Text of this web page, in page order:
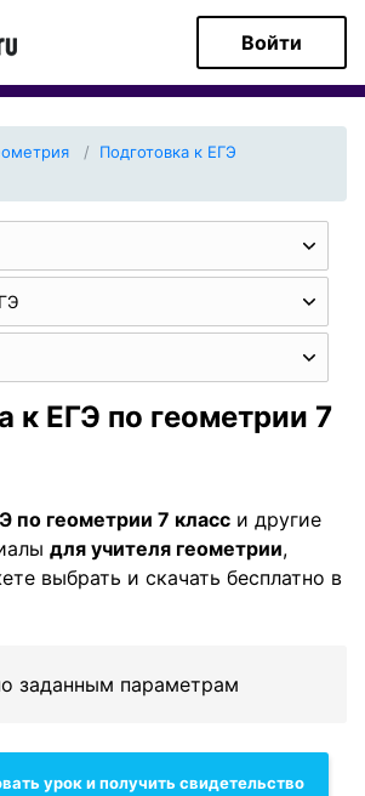
Войти
Подготовка к ЕГЭ
к ЕГЭ по геометрии 7
по геометрии 7 класс и другие
для учителя геометрии,
выбрать и скачать бесплатно в
заданным параметрам
урок и получить свидетельство